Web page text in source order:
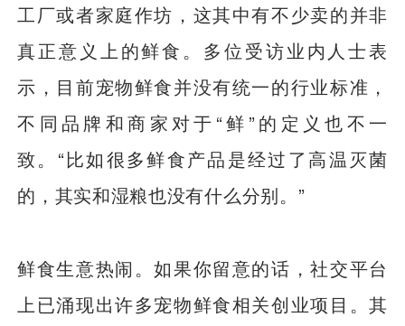
工厂或者家庭作坊，这其中有不少卖的并非
真正意义上的鲜食。多位受访业内人士表
示，目前宠物鲜食并没有统一的行业标准，
不同品牌和商家对于“鲜”的定义也不一
致。“比如很多鲜食产品是经过了高温灭菌
的，其实和湿粮也没有什么分别。”
鲜食生意热闹。如果你留意的话，社交平台
上已涌现出许多宠物鲜食相关创业项目。其